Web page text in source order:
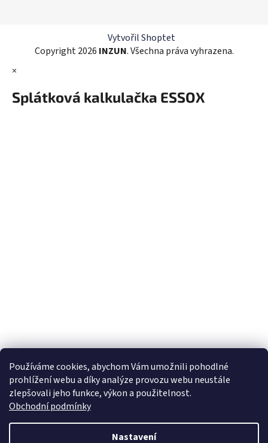
Používáme cookies, abychom Vám umožnili pohodlné
prohlížení webu a díky analýze provozu webu neustále
zlepšovali jeho funkce, výkon a použitelnost.
Obchodní podmínky
Nastavení
Vytvořil Shoptet
Copyright 2026 INZUN. Všechna práva vyhrazena.
×
Splátková kalkulačka ESSOX